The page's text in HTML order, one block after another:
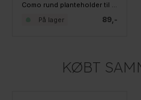
Como rund planteholder til væg - Sort. Medium
89,-
På lager
KØBT